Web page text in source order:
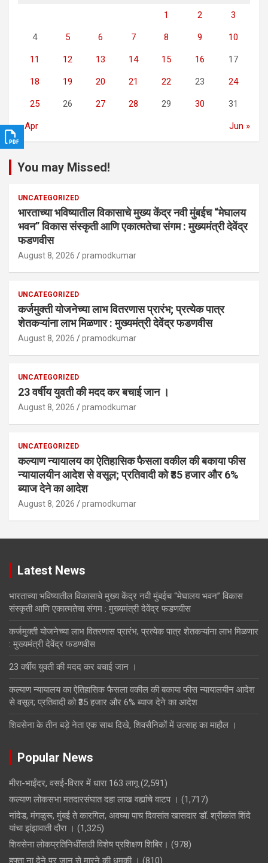
1 2 3
4 5 6 7 8 9 10
11 12 13 14 15 16 17
18 19 20 21 22 23 24
25 26 27 28 29 30 31
« Apr Jun »
You may Missed!
UNCATEGORIZED
भारताच्या भविष्यातील विकासाचे मुख्य केंद्र नवी मुंबईच “मेघालय
भवन” विकास संस्कृती आणि एकात्मतेचा संगम : मुख्यमंत्री देवेंद्र
फडणवीस
August 8, 2026 pramodkumar
UNCATEGORIZED
कर्जमुक्ती योजनेच्या लाभ वितरणास प्रारंभ; प्रत्येक पात्र
शेतकऱ्यांना लाभ मिळणार : मुख्यमंत्री देवेंद्र फडणवीस
August 8, 2026 pramodkumar
UNCATEGORIZED
23 वर्षीय युवती की मदद कर बचाई जान ।
August 8, 2026 pramodkumar
UNCATEGORIZED
कल्याण न्यायालय का ऐतिहासिक फैसला वकील की बकाया फीस
न्यायालयीन आदेश से वसूल; प्रतिवादी को ₹35 हजार और 6%
ब्याज देने का आदेश
August 8, 2026 pramodkumar
Latest News
भारताच्या भविष्यातील विकासाचे मुख्य केंद्र नवी मुंबईच “मेघालय भवन” विकास
संस्कृती आणि एकात्मतेचा संगम : मुख्यमंत्री देवेंद्र फडणवीस
कर्जमुक्ती योजनेच्या लाभ वितरणास प्रारंभ; प्रत्येक पात्र शेतकऱ्यांना लाभ मिळणार
: मुख्यमंत्री देवेंद्र फडणवीस
23 वर्षीय युवती की मदद कर बचाई जान ।
कल्याण न्यायालय का ऐतिहासिक फैसला वकील की बकाया फीस न्यायालयीन आदेश
से वसूल; प्रतिवादी को ₹35 हजार और 6% ब्याज देने का आदेश
शिवसेना के तीन बड़े नेता एक साथ दिखे, शिवसैनिकों में उत्साह का माहौल ।
Popular News
मीरा-भाईंदर, वसई-विरार में धारा 163 लागू (2,591)
कल्याण लोकसभा मतदारसंघात दहा लाख वह्यांचे वाटप । (1,717)
नांदेड, मंगळुरू, मुंबई ते कारगिल, अवघ्या पाच दिवसांत खासदार डॉ. श्रीकांत शिंदे
यांचा झंझावाती दौरा । (1,325)
शिवसेना लोकप्रतिनिधींसाठी विशेष प्रशिक्षण शिबिर। (978)
हफ्ता ना देने पर जान से मारने की धमकी । (810)